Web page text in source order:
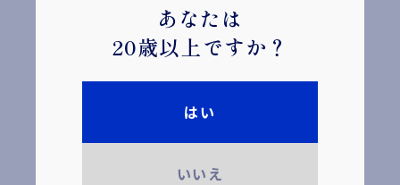
関連リンクはこちら
創家 大坂屋 Bottle
あなたは
20歳以上ですか？
はい
いいえ